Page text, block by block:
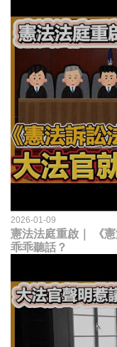
2026-01-09
憲法法庭重啟｜ 《
乖乖聽話？